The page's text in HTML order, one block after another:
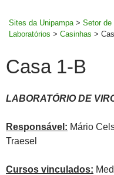
Sites da Unipampa > Setor de
Laboratórios > Casinhas >
Casa 1-B
LABORATÓRIO DE
Responsável: Mário
Traesel
Cursos vinculados: